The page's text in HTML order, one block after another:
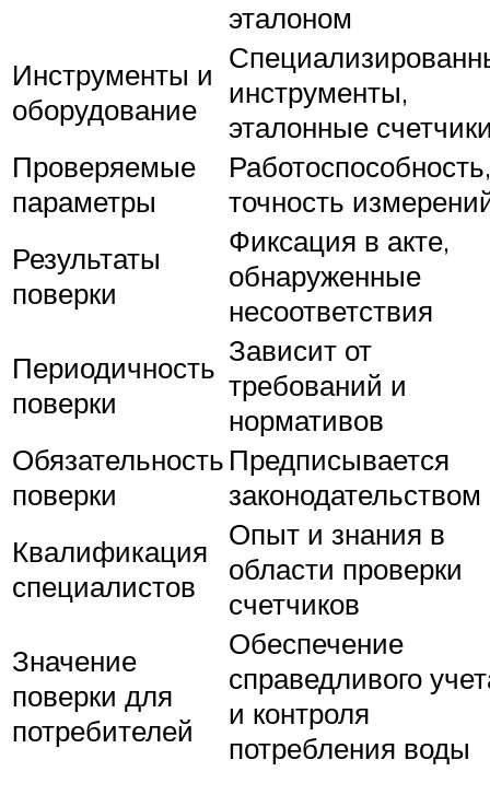
эталоном
Инструменты и
оборудование
инструменты,
эталонные
Проверяемые
параметры
Работоспособность,
точность
Результаты
поверки
Фиксация в акте,
обнаруженные
несоответствия
Периодичность
поверки
Зависит от
требований и
нормативов
Обязательность
поверки
Предписывается
законодательством
Квалификация
специалистов
Опыт и знания в
области проверки
счетчиков
Значение
поверки для
потребителей
Обеспечение
справедливого
и контроля
потребления воды